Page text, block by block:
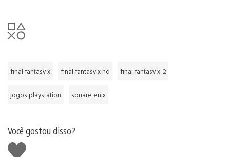
final fantasy x final fantasy x hd final fantasy x-2
jogos playstation square enix
Você gostou disso?
Curtir